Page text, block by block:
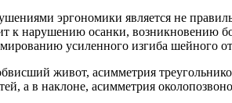
эргономики является не
к нарушению осанки, возникновению
усиленного изгиба шейного
живот, асимметрия
а в наклоне, асимметрия